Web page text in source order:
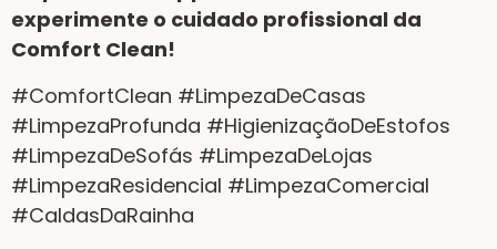
experimente o cuidado profissional da
Comfort Clean!
#ComfortClean #LimpezaDeCasas
#LimpezaProfunda #HigienizaçãoDeEstofos
#LimpezaDeSofás #LimpezaDeLojas
#LimpezaResidencial #LimpezaComercial
#CaldasDaRainha